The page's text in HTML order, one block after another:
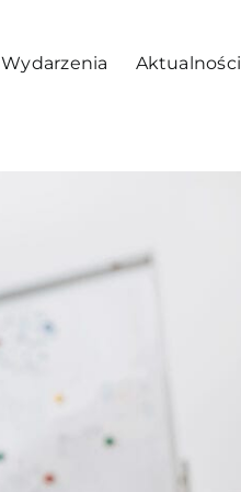
Wydarzenia Aktualności